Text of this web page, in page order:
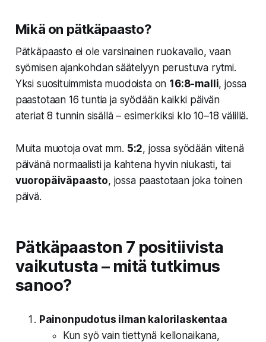
Mikä on pätkäpaasto?
Pätkäpaasto ei ole varsinainen ruokavalio, vaan
syömisen ajankohdan säätelyyn perustuva rytmi.
Yksi suosituimmista muodoista on 16:8-malli, jossa
paastotaan 16 tuntia ja syödään kaikki päivän
ateriat 8 tunnin sisällä – esimerkiksi klo 10–18 välillä.
Muita muotoja ovat mm. 5:2, jossa syödään viitenä
päivänä normaalisti ja kahtena hyvin niukasti, tai
vuoropäiväpaasto, jossa paastotaan joka toinen
päivä.
Pätkäpaaston 7 positiivista
vaikutusta – mitä tutkimus
sanoo?
Painonpudotus ilman kalorilaskentaa
Kun syö vain tiettynä kellonaikana,